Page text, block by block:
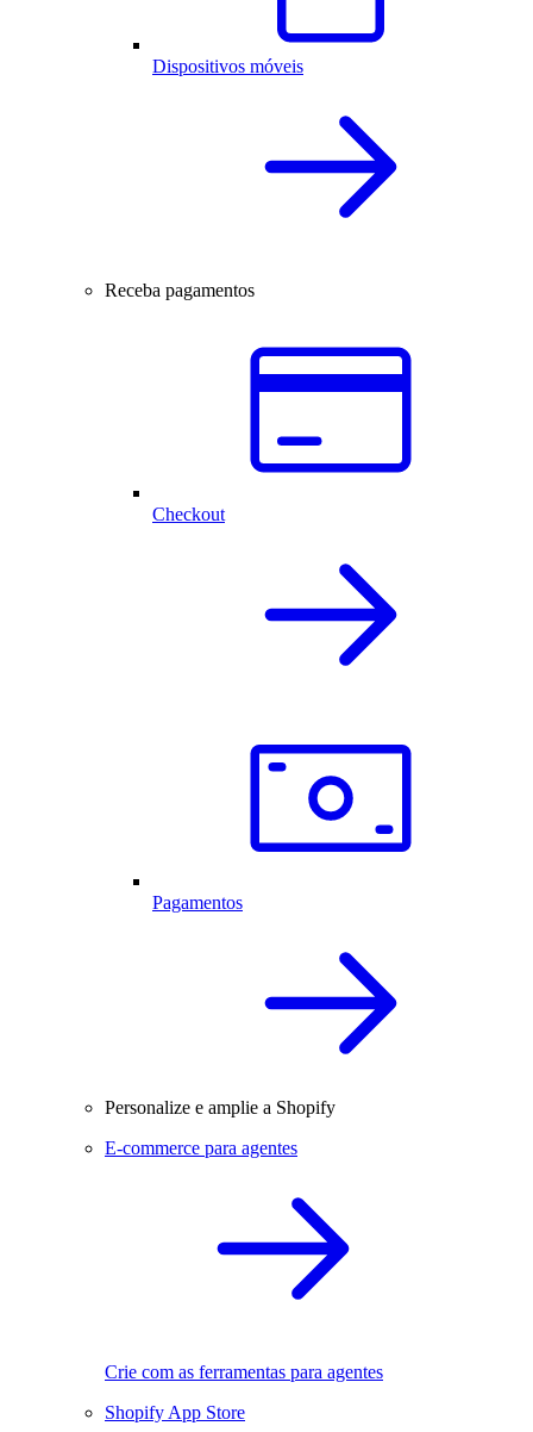
Dispositivos móveis
Receba pagamentos
Checkout
Pagamentos
Personalize e amplie a Shopify
E-commerce para agentes
Crie com as ferramentas para agentes
Shopify App Store